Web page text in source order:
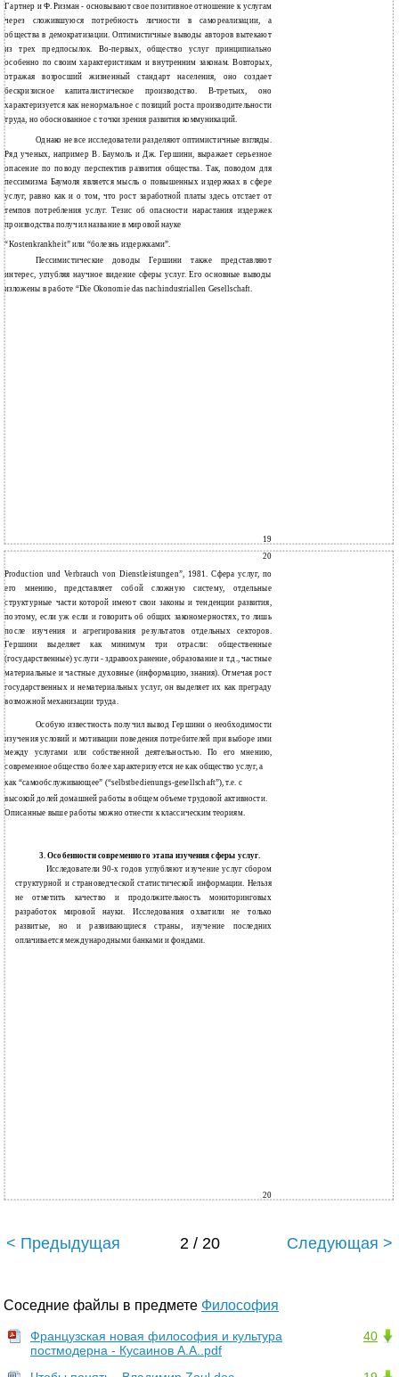
Гартнер и Ф. Ризман - основывают свое позитивное отношение к услугам
через сложившуюся потребность личности в самореализации, а
общества в демократизации. Оптимистичные выводы авторов вытекают
из трех предпосылок. Во-первых, общество услуг принципиально
особенно по своим характеристикам и внутренним законам. Вовторых,
отражая возросший жизненный стандарт населения, оно создает
бескризисное капиталистическое производство. В-третьих, оно
характеризуется как ненормальное с позиций роста производительности
труда, но обоснованное с точки зрения развития коммуникаций.
Однако не все исследователи разделяют оптимистичные взгляды.
Ряд ученых, например В. Баумоль и Дж. Гершини, выражает серьезное
опасение по поводу перспектив развития общества. Так, поводом для
пессимизма Баумоля является мысль о повышенных издержках в сфере
услуг, равно как и о том, что рост заработной платы здесь отстает от
темпов потребления услуг. Тезис об опасности нарастания издержек
производства получил название в мировой науке
“Kostenkrankheit” или “болезнь издержками”.
Пессимистические доводы Гершини также представляют
интерес, углубляя научное видение сферы услуг. Его основные выводы
изложены в работе “Die Okonomie das nachindustriallen Gesellschaft.
19
20
Production und Verbrauch von Dienstleistungen”, 1981. Сфера услуг, по
его мнению, представляет собой сложную систему, отдельные
структурные части которой имеют свои законы и тенденции развития,
поэтому, если уж если и говорить об общих закономерностях, то лишь
после изучения и агрегирования результатов отдельных секторов.
Гершини выделяет как минимум три отрасли: общественные
(государственные) услуги - здравоохранение, образование и т.д., частные
материальные и частные духовные (информацию, знания). Отмечая рост
государственных и нематериальных услуг, он выделяет их как преграду
возможной механизации труда.
Особую известность получил вывод Гершини о необходимости
изучения условий и мотивации поведения потребителей при выборе ими
между услугами или собственной деятельностью. По его мнению,
современное общество более характеризуется не как общество услуг, а
как “самообслуживающее” (“selbstbedienungs-gesellschaft”), т.е. с
высокой долей домашней работы в общем объеме трудовой активности.
Описанные выше работы можно отнести к классическим теориям.
3. Особенности современного этапа изучения сферы услуг.
Исследователи 90-х годов углубляют изучение услуг сбором
структурной и страноведческой статистической информации. Нельзя
не отметить качество и продолжительность мониторинговых
разработок мировой науки. Исследования охватили не только
развитые, но и развивающиеся страны, изучение последних
оплачивается международными банками и фондами.
20
< Предыдущая 2 / 20 Следующая >
Соседние файлы в предмете Философия
40
Французская новая философия и культура
постмодерна - Кусаинов А.А..pdf